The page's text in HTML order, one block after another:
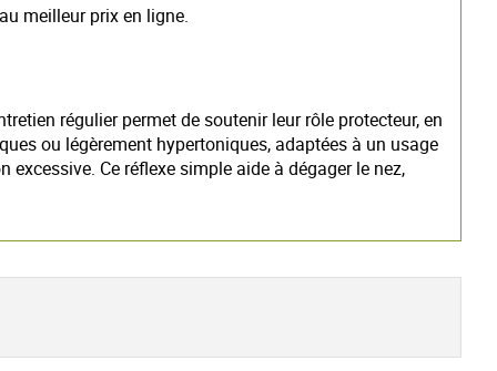
meilleur prix en ligne.
régulier permet de soutenir leur rôle protecteur, en
ou légèrement hypertoniques, adaptées à un usage
excessive. Ce réflexe simple aide à dégager le nez,